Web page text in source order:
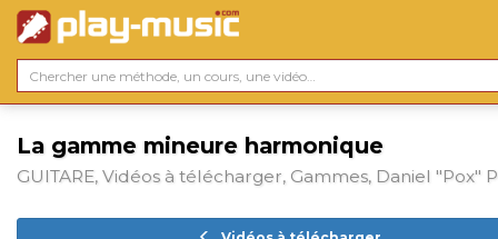
La gamme mineure harmonique
GUITARE, Vidéos à télécharger, Gammes, Daniel "Pox"